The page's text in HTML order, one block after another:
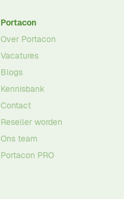
Portacon
Over Portacon
Vacatures
Blogs
Kennisbank
Contact
Reseller worden
Ons team
Portacon PRO